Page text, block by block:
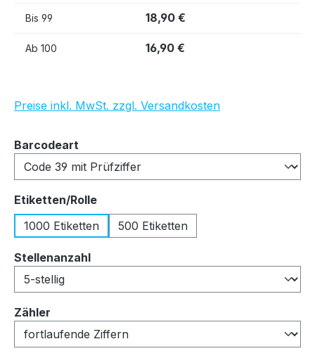
Bis 99 18,90 €
Ab 100 16,90 €
Preise inkl. MwSt. zzgl. Versandkosten
Barcodeart
Etiketten/Rolleauswählen
1000 Etiketten
500 Etiketten
Stellenanzahlauswählen
Zähler